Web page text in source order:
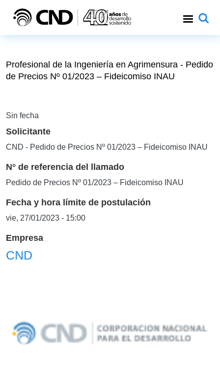
Profesional de la Ingeniería en Agrimensura - Pedido
de Precios Nº 01/2023 – Fideicomiso INAU
Sin fecha
Solicitante
CND - Pedido de Precios Nº 01/2023 – Fideicomiso INAU
N° de referencia del llamado
Pedido de Precios Nº 01/2023 – Fideicomiso INAU
Fecha y hora límite de postulación
vie, 27/01/2023 - 15:00
Empresa
CND